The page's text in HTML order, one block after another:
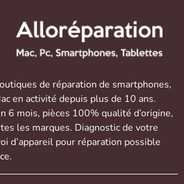
de réparation de smartphones,
en activité depuis plus de 10 ans.
6 mois, pièces 100% qualité d’origine,
les marques. Diagnostic de votre
d’appareil pour réparation possible